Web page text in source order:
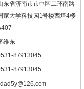
东省济南市市中区二环南路
家大学科技园1号楼西塔4楼
维东
87913045
87913045